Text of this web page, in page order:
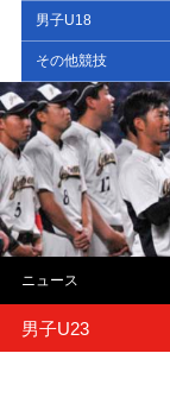
男子U18
その他競技
ニュース
男子U23